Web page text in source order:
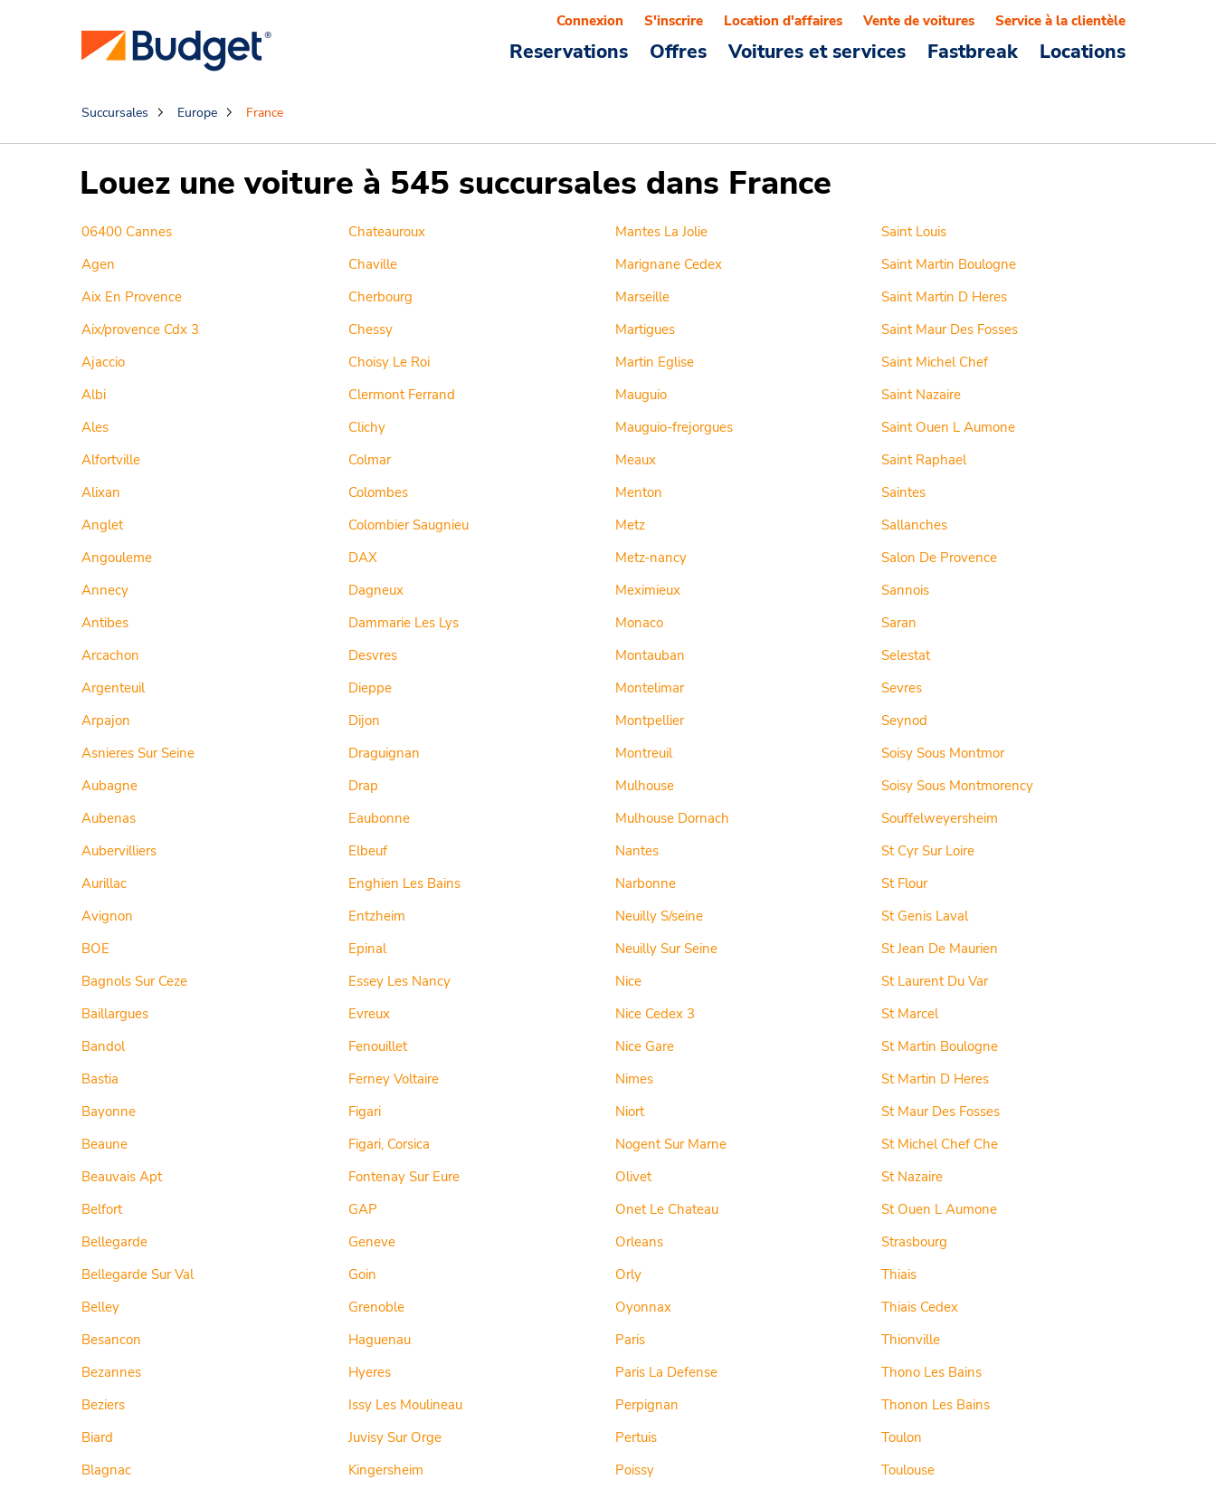
Reservations Offres Voitures et services Fastbreak Locations
Connexion S'inscrire Location d'affaires Vente de voitures Service à la clientèle
Succursales Europe France
Louez une voiture à 545 succursales dans France
06400 Cannes
Agen
Aix En Provence
Aix/provence Cdx 3
Ajaccio
Albi
Ales
Alfortville
Alixan
Anglet
Angouleme
Annecy
Antibes
Arcachon
Argenteuil
Arpajon
Asnieres Sur Seine
Aubagne
Aubenas
Aubervilliers
Aurillac
Avignon
BOE
Bagnols Sur Ceze
Baillargues
Bandol
Bastia
Bayonne
Beaune
Beauvais Apt
Belfort
Bellegarde
Bellegarde Sur Val
Belley
Besancon
Bezannes
Beziers
Biard
Blagnac
Chateauroux
Chaville
Cherbourg
Chessy
Choisy Le Roi
Clermont Ferrand
Clichy
Colmar
Colombes
Colombier Saugnieu
DAX
Dagneux
Dammarie Les Lys
Desvres
Dieppe
Dijon
Draguignan
Drap
Eaubonne
Elbeuf
Enghien Les Bains
Entzheim
Epinal
Essey Les Nancy
Evreux
Fenouillet
Ferney Voltaire
Figari
Figari, Corsica
Fontenay Sur Eure
GAP
Geneve
Goin
Grenoble
Haguenau
Hyeres
Issy Les Moulineau
Juvisy Sur Orge
Kingersheim
Mantes La Jolie
Marignane Cedex
Marseille
Martigues
Martin Eglise
Mauguio
Mauguio-frejorgues
Meaux
Menton
Metz
Metz-nancy
Meximieux
Monaco
Montauban
Montelimar
Montpellier
Montreuil
Mulhouse
Mulhouse Dornach
Nantes
Narbonne
Neuilly S/seine
Neuilly Sur Seine
Nice
Nice Cedex 3
Nice Gare
Nimes
Niort
Nogent Sur Marne
Olivet
Onet Le Chateau
Orleans
Orly
Oyonnax
Paris
Paris La Defense
Perpignan
Pertuis
Poissy
Saint Louis
Saint Martin Boulogne
Saint Martin D Heres
Saint Maur Des Fosses
Saint Michel Chef
Saint Nazaire
Saint Ouen L Aumone
Saint Raphael
Saintes
Sallanches
Salon De Provence
Sannois
Saran
Selestat
Sevres
Seynod
Soisy Sous Montmor
Soisy Sous Montmorency
Souffelweyersheim
St Cyr Sur Loire
St Flour
St Genis Laval
St Jean De Maurien
St Laurent Du Var
St Marcel
St Martin Boulogne
St Martin D Heres
St Maur Des Fosses
St Michel Chef Che
St Nazaire
St Ouen L Aumone
Strasbourg
Thiais
Thiais Cedex
Thionville
Thono Les Bains
Thonon Les Bains
Toulon
Toulouse